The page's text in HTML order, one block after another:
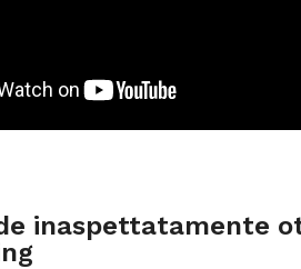
inaspettatamente